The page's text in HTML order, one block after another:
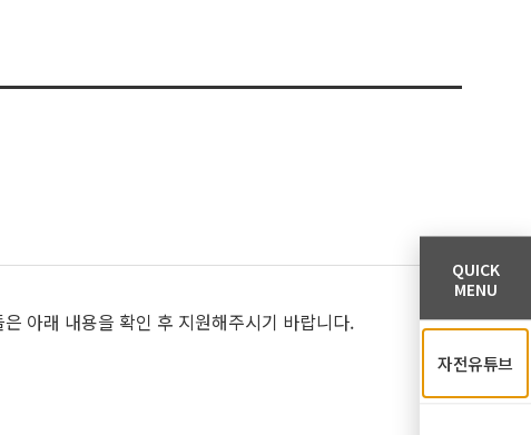
아래 내용을 확인 후 지원해주시기 바랍니다.
QUICK
MENU
자전유튜브